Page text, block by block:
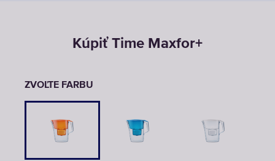
Kúpiť Time Maxfor+
ZVOĽTE FARBU